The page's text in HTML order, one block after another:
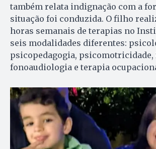
também relata indignação com a
situação foi conduzida. O filho
horas semanais de terapias no
seis modalidades diferentes:
psicopedagogia,
fonoaudiologia e terapia